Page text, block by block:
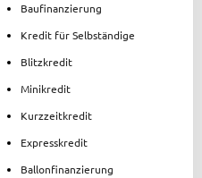
Baufinanzierung
Kredit für Selbständige
Blitzkredit
Minikredit
Kurzzeitkredit
Expresskredit
Ballonfinanzierung